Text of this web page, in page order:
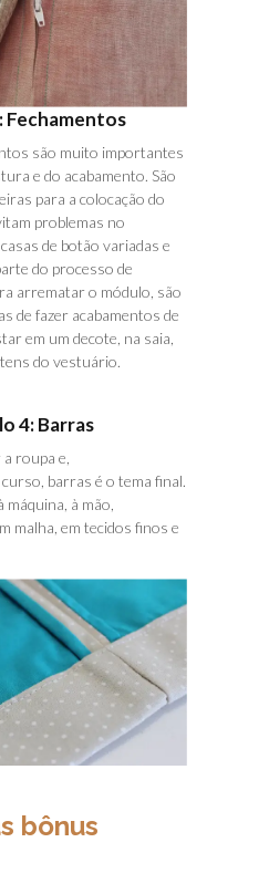
Fechamentos
são muito importantes
e do acabamento. São
para a colocação do
problemas no
de botão variadas e
do processo de
arrematar o módulo, são
de fazer acabamentos de
em um decote, na saia,
do vestuário.
4: Barras
roupa e,
barras é o tema final.
à mão,
malha, em tecidos finos e
bônus